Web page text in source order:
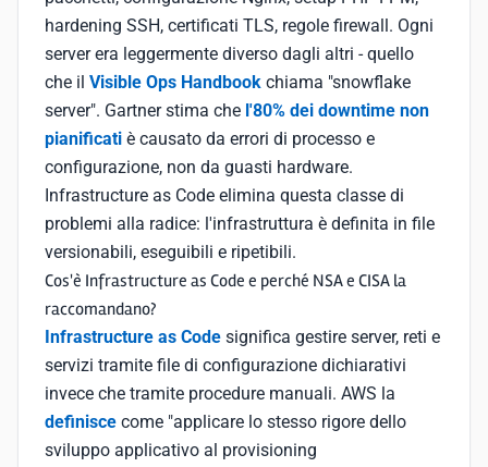
hardening SSH, certificati TLS, regole firewall. Ogni
server era leggermente diverso dagli altri - quello
che il Visible Ops Handbook chiama "snowflake
server". Gartner stima che l'80% dei downtime non
pianificati è causato da errori di processo e
configurazione, non da guasti hardware.
Infrastructure as Code elimina questa classe di
problemi alla radice: l'infrastruttura è definita in file
versionabili, eseguibili e ripetibili.
Cos'è Infrastructure as Code e perché NSA e CISA la
raccomandano?
Infrastructure as Code significa gestire server, reti e
servizi tramite file di configurazione dichiarativi
invece che tramite procedure manuali. AWS la
definisce come "applicare lo stesso rigore dello
sviluppo applicativo al provisioning